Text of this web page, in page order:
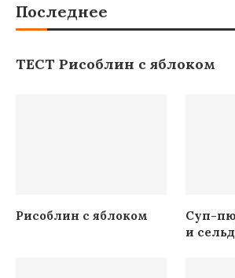
Последнее
ТЕСТ Рисоблин с яблоком
Рисоблин с яблоком
Суп-
и